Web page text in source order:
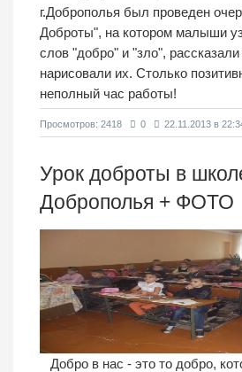
г.Доброполья был проведен
Доброты", на котором малыши
слов "добро" и "зло",
нарисовали их. Столько
неполный час работы!
Просмотров: 2418 0 22.11.2013 в
Урок доброты в
Доброполья + ФОТО
Добро в нас - это то добро,